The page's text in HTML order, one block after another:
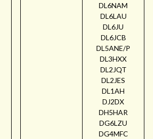
DL6NAM
DL6LAU
DL6JU
DL6JCB
DL5ANE/P
DL3HXX
DL2JQT
DL2JES
DL1AH
DJ2DX
DH5HAR
DG6LZU
DG4MFC